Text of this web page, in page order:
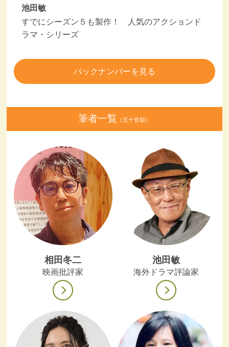
池田敏
すでにシーズン５も製作！ 人気のアクションド
ラマ・シリーズ
バックナンバーを見る
筆者一覧 （五十音順）
相田冬二
映画批評家
池田敏
海外ドラマ評論家